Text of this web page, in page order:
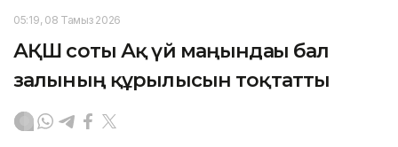
05:19, 08 Тамыз 2026
АҚШ соты Ақ үй маңындағы бал
залының құрылысын тоқтатты